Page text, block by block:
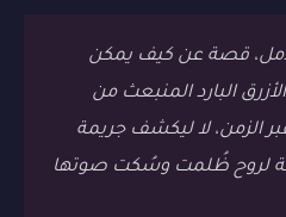
قصة عن كيف يمكن
البارد المنبعث من
الزمن، لا ليكشف جريمة
لروح ظُلمت وسُكت صوتها